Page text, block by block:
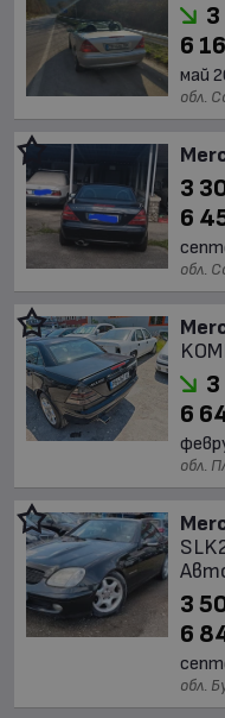
6
май
обл.
3
6
обл.
6
обл.
3
6
обл.